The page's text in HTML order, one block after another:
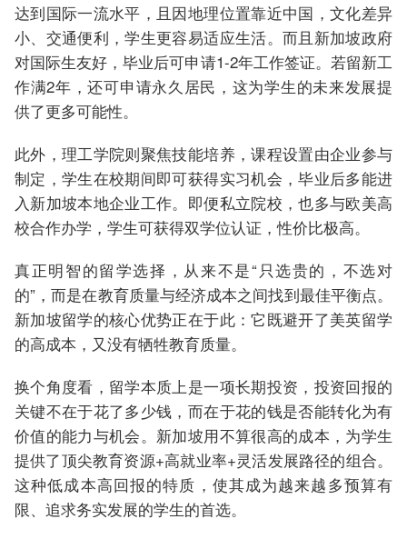
达到国际一流水平，且因地理位置靠近中国，文化差异
小、交通便利，学生更容易适应生活。而且新加坡政府
对国际生友好，毕业后可申请1-2年工作签证。若留新工
作满2年，还可申请永久居民，这为学生的未来发展提
供了更多可能性。
此外，理工学院则聚焦技能培养，课程设置由企业参与
制定，学生在校期间即可获得实习机会，毕业后多能进
入新加坡本地企业工作。即便私立院校，也多与欧美高
校合作办学，学生可获得双学位认证，性价比极高。
真正明智的留学选择，从来不是“只选贵的，不选对
的”，而是在教育质量与经济成本之间找到最佳平衡点。
新加坡留学的核心优势正在于此：它既避开了美英留学
的高成本，又没有牺牲教育质量。
换个角度看，留学本质上是一项长期投资，投资回报的
关键不在于花了多少钱，而在于花的钱是否能转化为有
价值的能力与机会。新加坡用不算很高的成本，为学生
提供了顶尖教育资源+高就业率+灵活发展路径的组合。
这种低成本高回报的特质，使其成为越来越多预算有
限、追求务实发展的学生的首选。